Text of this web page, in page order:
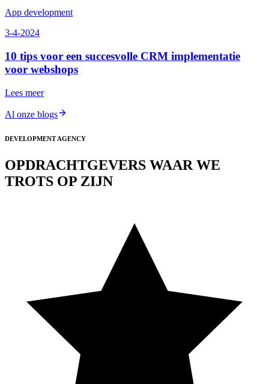
App development
3-4-2024
10 tips voor een succesvolle CRM implementatie
voor webshops
Lees meer
Al onze blogs
DEVELOPMENT AGENCY
OPDRACHTGEVERS WAAR WE
TROTS OP ZIJN